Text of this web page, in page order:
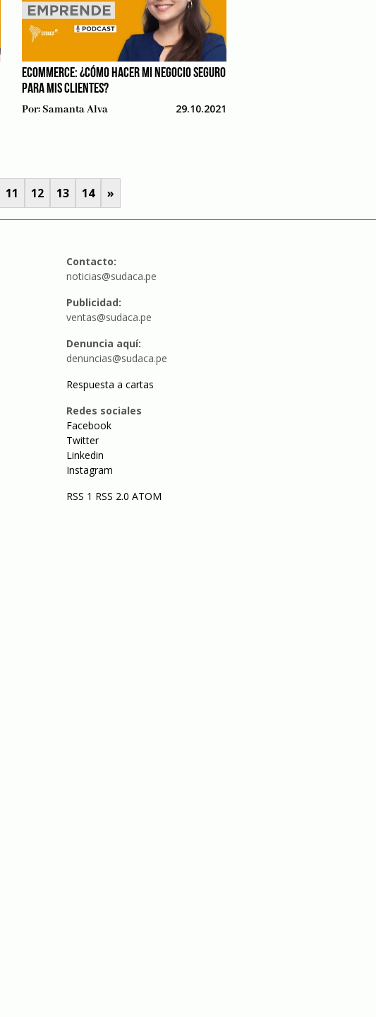
ECOMMERCE: ¿CÓMO HACER MI NEGOCIO SEGURO
PARA MIS CLIENTES?
Por:Samanta Alva 29.10.2021
11 12 13 14 »
Contacto:
noticias@sudaca.pe
Publicidad:
ventas@sudaca.pe
Denuncia aquí:
denuncias@sudaca.pe
Respuesta a cartas
Redes sociales
Facebook
Twitter
Linkedin
Instagram
RSS 1 RSS 2.0 ATOM